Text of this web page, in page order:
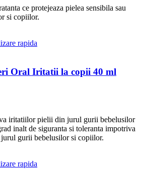
ce protejeaza pielea sensibila sau
si copiilor.
rapida
Oral Iritatii la copii 40 ml
iritatiilor pielii din jurul gurii bebelusilor
inalt de siguranta si toleranta impotriva
gurii bebelusilor si copiilor.
rapida